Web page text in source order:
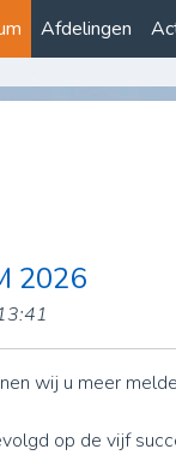
Afdelingen
2026
wij u meer
op de vijf